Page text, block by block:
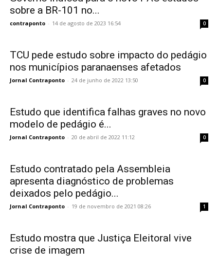
sobre a BR-101 no...
contraponto - 14 de agosto de 2023 16:54 0
TCU pede estudo sobre impacto do pedágio
nos municípios paranaenses afetados
Jornal Contraponto - 24 de junho de 2022 13:50 0
Estudo que identifica falhas graves no novo
modelo de pedágio é...
Jornal Contraponto - 20 de abril de 2022 11:12 0
Estudo contratado pela Assembleia
apresenta diagnóstico de problemas
deixados pelo pedágio...
Jornal Contraponto - 19 de novembro de 2021 08:26 1
Estudo mostra que Justiça Eleitoral vive
crise de imagem